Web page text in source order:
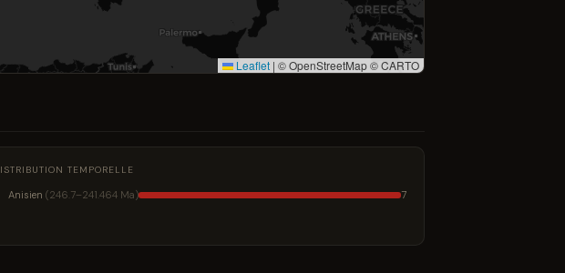
Leaflet | © OpenStreetMap © CARTO
TEMPORELLE
Anisien (246.7–241.464 Ma) 7